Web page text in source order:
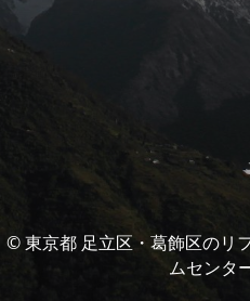
© 東京都 足立区・葛飾区のリ
ムセンタ